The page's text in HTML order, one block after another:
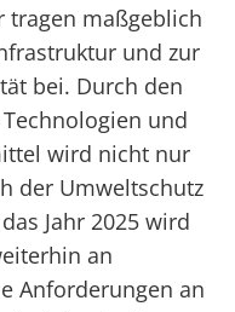
tragen maßgeblich
und zur
bei. Durch den
und
wird nicht nur
der Umweltschutz
Jahr 2025 wird
an
Anforderungen an